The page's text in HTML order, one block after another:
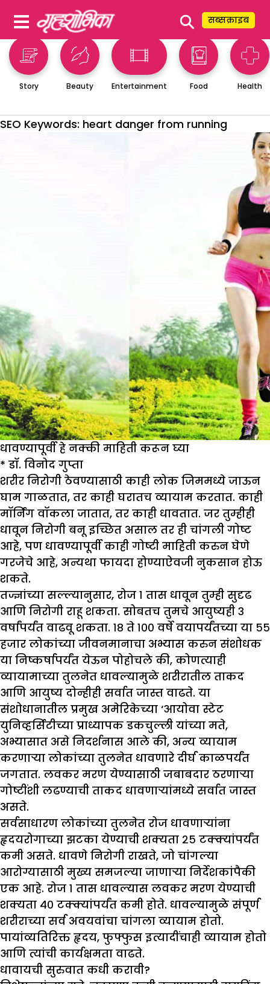
⚲ सब्सक्राइब
Story Beauty Entertainment Food Health
SEO Keywords: heart danger from running
धावण्यापूर्वी हे नक्की माहिती करून घ्या
* डॉ. विनोद गुप्ता
शरीर निरोगी ठेवण्यासाठी काही लोक जिममध्ये जाऊन
घाम गाळतात, तर काही घरातच व्यायाम करतात. काही
मॉर्निंग वॉकला जातात, तर काही धावतात. जर तुम्हीही
धावून निरोगी बनू इच्छित असाल तर ही चांगली गोष्ट
आहे, पण धावण्यापूर्वी काही गोष्टी माहिती करुन घेणे
गरजेचे आहे, अन्यथा फायदा होण्याऐवजी नुकसान होऊ
शकते.
तज्ज्ञांच्या सल्ल्यानुसार, रोज १ तास धावून तुम्ही सुदृढ
आणि निरोगी राहू शकता. सोबतच तुमचे आयुष्यही ३
वर्षांपर्यंत वाढवू शकता. १८ ते १०० वर्षे वयापर्यंतच्या या ५५
हजार लोकांच्या जीवनमानाचा अभ्यास करुन संशोधक
या निष्कर्षापर्यंत येऊन पोहोचले की, कोणत्याही
व्यायामाच्या तुलनेत धावल्यामुळे शरीरातील ताकद
आणि आयुष्य दोन्हीही सर्वात जास्त वाढते. या
संशोधानातील प्रमुख अमेरिकेच्या ‘आयोवा स्टेट
युनिव्हर्सिटीच्या प्राध्यापक डकचुल्ली यांच्या मते,
अभ्यासात असे निदर्शनास आले की, अन्य व्यायाम
करणाऱ्या लोकांच्या तुलनेत धावणारे दीर्घ काळपर्यंत
जगतात. लवकर मरण येण्यासाठी जबाबदार ठरणाऱ्या
गोष्टींशी लढण्याची ताकद धावणाऱ्यांमध्ये सर्वात जास्त
असते.
सर्वसाधारण लोकांच्या तुलनेत रोज धावणाऱ्यांना
हृदयरोगाच्या झटका येण्याची शक्यता २५ टक्क्यांपर्यंत
कमी असते. धावणे निरोगी राखते, जो चांगल्या
आरोग्यासाठी मुख्य समजल्या जाणाऱ्या निर्देशकांपैकी
एक आहे. रोज १ तास धावल्यास लवकर मरण येण्याची
शक्यता ४० टक्क्यांपर्यंत कमी होते. धावल्यामुळे संपूर्ण
शरीराच्या सर्व अवयवांचा चांगला व्यायाम होतो.
पायांव्यतिरिक्त हृदय, फुफ्फुस इत्यादींचाही व्यायाम होतो
आणि त्यांची कार्यक्षमता वाढते.
धावायची सुरुवात कधी करावी?